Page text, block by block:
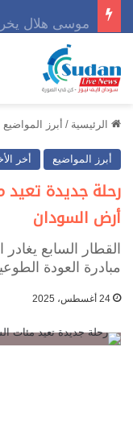
موسى هلال
الرئيسية / أبرز المواضيع
أبرز المواضيع أخر
رحلة جديدة تعيد
أرض السودان
مبادرة العودة
24 أغسطس، 2025